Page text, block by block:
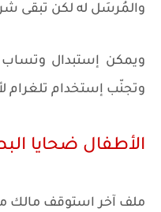
والمُرسَل له لكن تبقى
وتجنّب إستخدام تلغرام
الأطفال ضحايا
ملف آخر استوقف مالك